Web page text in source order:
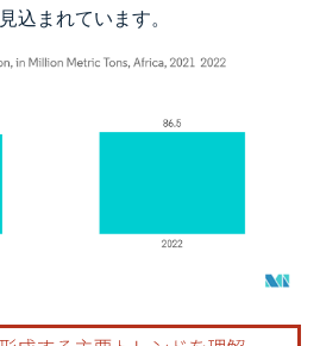
込まれています。
利用にはCC BY 4.0の表示が必要です。